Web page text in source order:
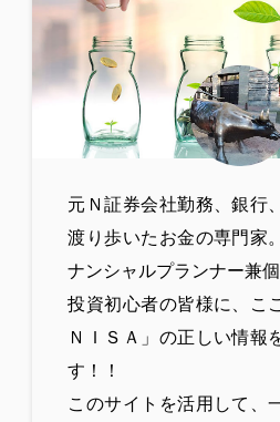
元Ｎ証券会社勤務、銀行
渡り歩いたお金の専門家
ナンシャルプランナー兼個
投資初心者の皆様に、こ
ＮＩＳＡ」の正しい情報
す！！
このサイトを活用して、